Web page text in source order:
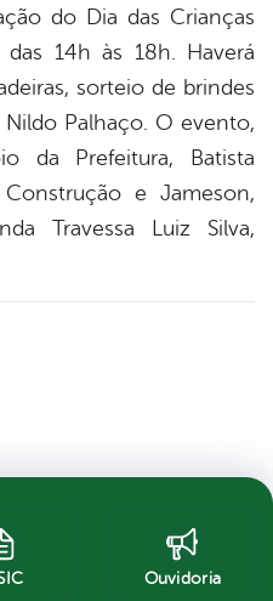
do Dia das Crianças
14h às 18h. Haverá
sorteio de brindes
Palhaço. O evento,
da Prefeitura, Batista
e Jameson,
Travessa Luiz Silva,
Ouvidoria